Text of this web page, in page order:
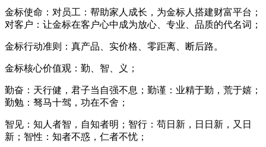
金标使命：对员工：帮助家人成长，为金标人搭建财富平台；
对客户：让金标在客户心中成为放心、专业、品质的代名词；
金标行动准则：真产品、实价格、零距离、断后路。
金标核心价值观：勤、智、义；
勤奋：天行健，君子当自强不息；勤谨：业精于勤，荒于嬉；
勤勉：驽马十驾，功在不舍；
智见：知人者智，自知者明；智行：苟日新，日日新，又日
新；智性：知者不惑，仁者不忧；